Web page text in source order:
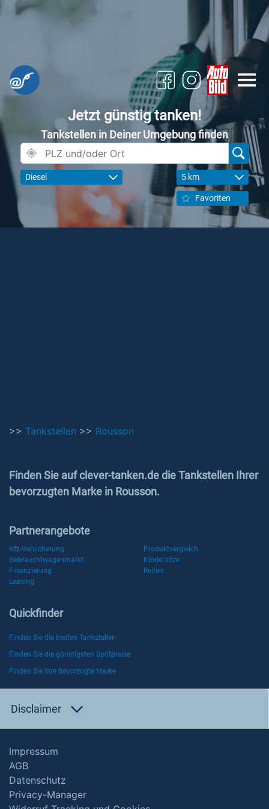
Jetzt günstig tanken!
Tankstellen in Deiner Umgebung finden
Diesel 5 km
Favoriten
>> Tankstellen >> Rousson
Finden Sie auf clever-tanken.de die Tankstellen Ihrer
bevorzugten Marke in Rousson.
Partnerangebote
Kfz-Versicherung
Produktvergleich
Gebrauchtwagenmarkt
Kindersitze
Finanzierung
Reifen
Leasing
Quickfinder
Finden Sie die besten Tankstellen
Finden Sie die günstigsten Spritpreise
Finden Sie Ihre bevorzugte Marke
Disclaimer
Impressum
AGB
Datenschutz
Privacy-Manager